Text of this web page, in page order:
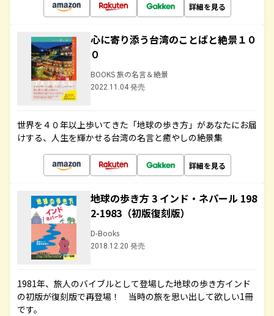
詳細を見る
心に寄り添う台湾のことばと絶景１０
０
BOOKS 旅の名言＆絶景
2022.11.04 発売
世界を４０年以上歩いてきた「地球の歩き方」があなたにお届
けする、人生を輝かせる台湾の名言と癒やしの絶景集
詳細を見る
地球の歩き方 3 インド・ネパール 198
2-1983（初版復刻版）
D-Books
2018.12.20 発売
1981年、旅人のバイブルとして登場した地球の歩き方インド
の初版が復刻版で再登場！ 当時の旅を思い出して欲しい1冊
です。